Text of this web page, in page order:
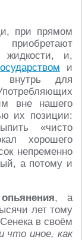
при прямом
жидкости, и,
и
для
вне нашего
их позиции:
«чисто
хорошего
непременно
а потому и
опьянения, а
лет тому
в своём
что иное, как